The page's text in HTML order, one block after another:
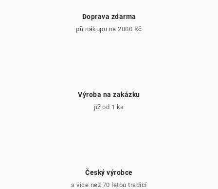
Doprava zdarma
při nákupu na 2000 Kč
Výroba na zakázku
již od 1 ks
Český výrobce
s více než 70 letou tradicí